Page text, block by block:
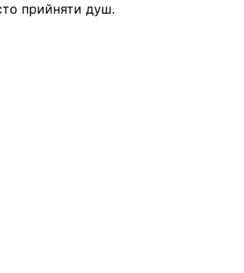
прийняти душ.